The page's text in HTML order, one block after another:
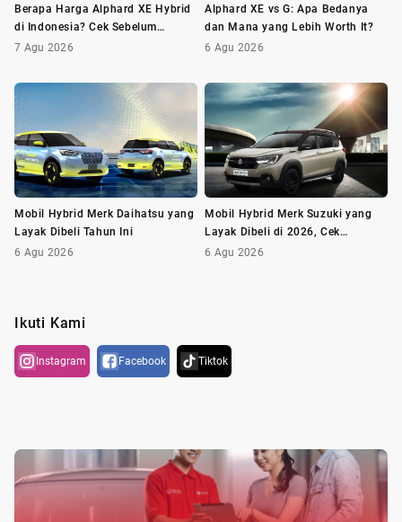
Berapa Harga Alphard XE Hybrid
di Indonesia? Cek Sebelum
Membeli
7 Agu 2026
Alphard XE vs G: Apa Bedanya
dan Mana yang Lebih Worth It?
6 Agu 2026
Mobil Hybrid Merk Daihatsu yang
Layak Dibeli Tahun Ini
6 Agu 2026
Mobil Hybrid Merk Suzuki yang
Layak Dibeli di 2026, Cek
Daftarnya!
6 Agu 2026
Ikuti Kami
Instagram Facebook Tiktok